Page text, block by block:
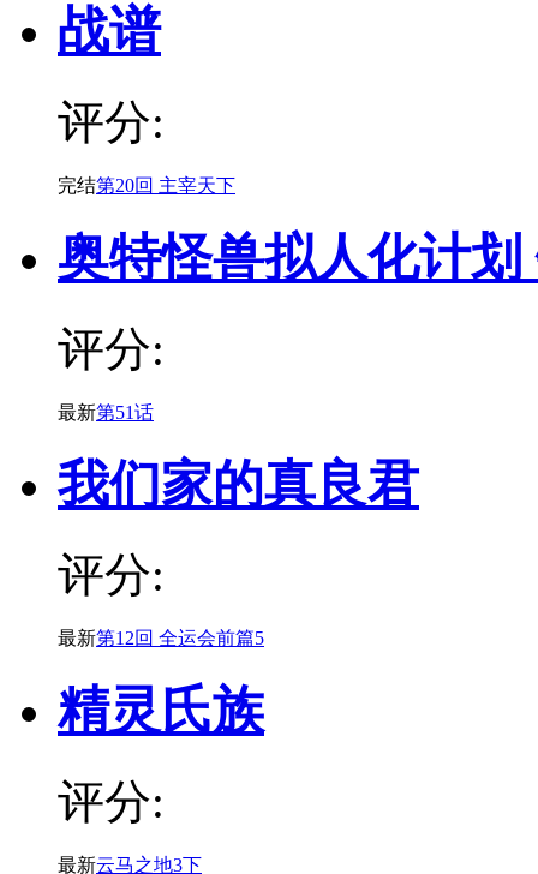
战谱
评分:
完结第20回 主宰天下
奥特怪兽拟人化计划
评分:
最新第51话
我们家的真良君
评分:
最新第12回 全运会前篇5
精灵氏族
评分:
最新云马之地3下